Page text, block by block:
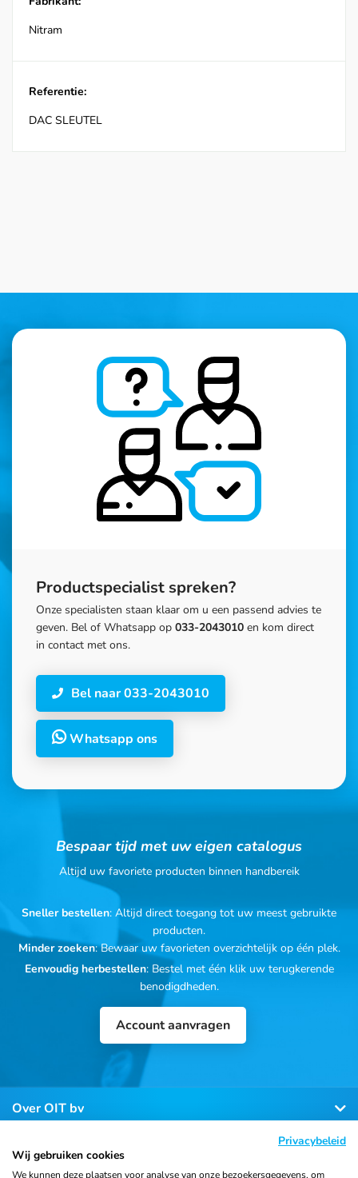
Nitram
Referentie:
DAC SLEUTEL
Productspecialist spreken?
Onze specialisten staan klaar om u een passend advies te
geven. Bel of Whatsapp op 033-2043010 en kom direct
in contact met ons.
Bel naar 033-2043010
Whatsapp ons
Bespaar tijd met uw eigen catalogus
Altijd uw favoriete producten binnen handbereik
Sneller bestellen: Altijd direct toegang tot uw meest gebruikte
producten.
Minder zoeken: Bewaar uw favorieten overzichtelijk op één plek.
Eenvoudig herbestellen: Bestel met één klik uw terugkerende
benodigdheden.
Account aanvragen
Over OIT bv
Klantenservice
Privacybeleid
Wij gebruiken cookies
We kunnen deze plaatsen voor analyse van onze bezoekersgegevens, om